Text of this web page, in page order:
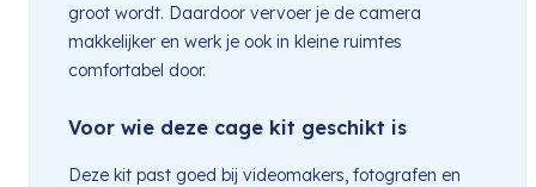
groot wordt. Daardoor vervoer je de camera
makkelijker en werk je ook in kleine ruimtes
comfortabel door.
Voor wie deze cage kit geschikt is
Deze kit past goed bij videomakers, fotografen en